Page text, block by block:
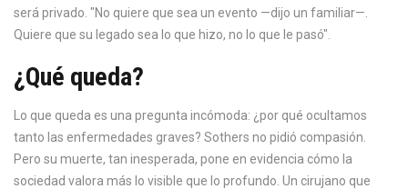
será privado. "No quiere que sea un evento —dijo un familiar—.
Quiere que su legado sea lo que hizo, no lo que le pasó".
¿Qué queda?
Lo que queda es una pregunta incómoda: ¿por qué ocultamos
tanto las enfermedades graves? Sothers no pidió compasión.
Pero su muerte, tan inesperada, pone en evidencia cómo la
sociedad valora más lo visible que lo profundo. Un cirujano que